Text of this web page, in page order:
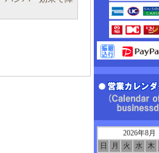
2026年8月
日
月 火 水 木